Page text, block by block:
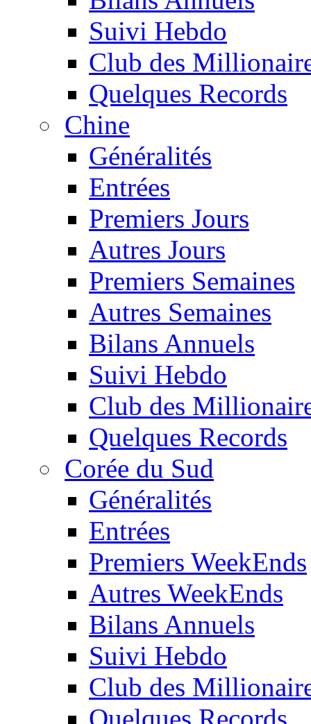
Suivi Hebdo
Club des
Quelques Records
Chine
Généralités
Entrées
Premiers Jours
Autres Jours
Premiers Semaines
Autres Semaines
Bilans Annuels
Suivi Hebdo
Club des
Quelques Records
Corée du Sud
Généralités
Entrées
Premiers WeekEnds
Autres WeekEnds
Bilans Annuels
Suivi Hebdo
Club des